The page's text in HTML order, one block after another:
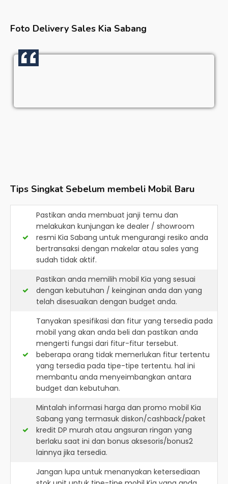
Foto Delivery Sales Kia Sabang
Tips Singkat Sebelum membeli Mobil Baru
Pastikan anda membuat janji temu dan
melakukan kunjungan ke dealer / showroom
resmi Kia Sabang untuk mengurangi resiko anda
bertransaksi dengan makelar atau sales yang
sudah tidak aktif.
Pastikan anda memilih mobil Kia yang sesuai
dengan kebutuhan / keinginan anda dan yang
telah disesuaikan dengan budget anda.
Tanyakan spesifikasi dan fitur yang tersedia pada
mobil yang akan anda beli dan pastikan anda
mengerti fungsi dari fitur-fitur tersebut.
beberapa orang tidak memerlukan fitur tertentu
yang tersedia pada tipe-tipe tertentu. hal ini
membantu anda menyeimbangkan antara
budget dan kebutuhan.
Mintalah informasi harga dan promo mobil Kia
Sabang yang termasuk diskon/cashback/paket
kredit DP murah atau angsuran ringan yang
berlaku saat ini dan bonus aksesoris/bonus2
lainnya jika tersedia.
Jangan lupa untuk menanyakan ketersediaan